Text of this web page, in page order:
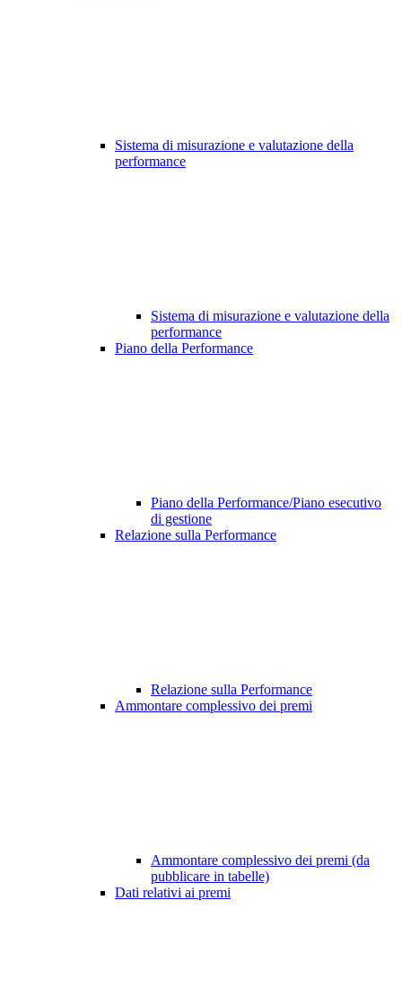
Sistema di misurazione e valutazione della
performance
Sistema di misurazione e valutazione della
performance
Piano della Performance
Piano della Performance/Piano esecutivo
di gestione
Relazione sulla Performance
Relazione sulla Performance
Ammontare complessivo dei premi
Ammontare complessivo dei premi (da
pubblicare in tabelle)
Dati relativi ai premi